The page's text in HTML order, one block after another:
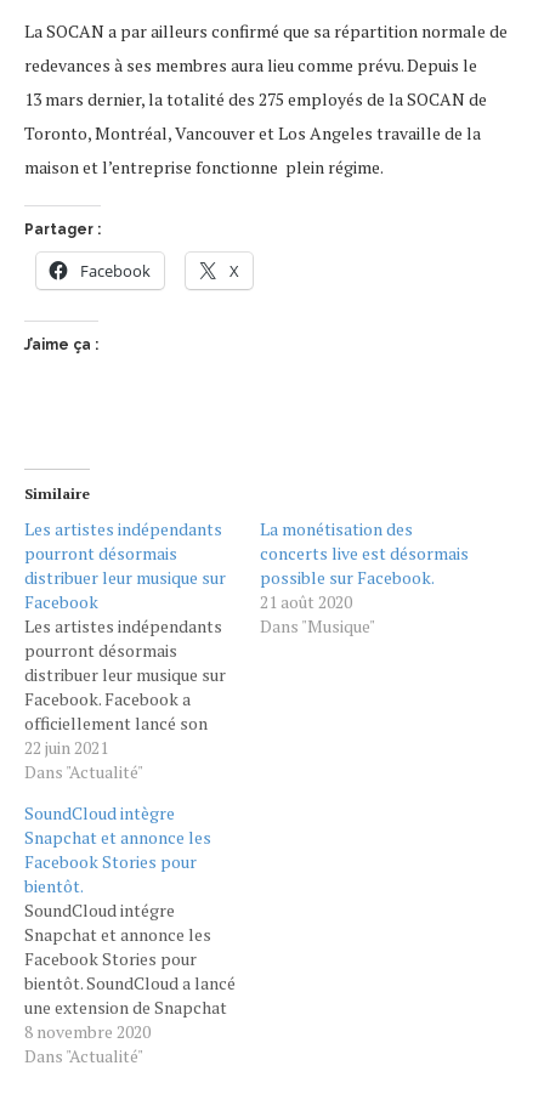
La SOCAN a par ailleurs confirmé que sa répartition normale de
redevances à ses membres aura lieu comme prévu. Depuis le
13 mars dernier, la totalité des 275 employés de la SOCAN de
Toronto, Montréal, Vancouver et Los Angeles travaille de la
maison et l’entreprise fonctionne plein régime.
Partager :
Facebook X
J’aime ça :
Similaire
Les artistes indépendants
pourront désormais
distribuer leur musique sur
Facebook
Les artistes indépendants
pourront désormais
distribuer leur musique sur
Facebook. Facebook a
officiellement lancé son
programme d'artiste
indépendant, une fonction
diffuser leur musique
notamment sur Instagram
et des services connexes
comme Stories et Reels.
Pour rendre opérationnel
ce nouveau programme,
Facebook a établi un
partenariat…
22 juin 2021
Dans "Actualité"
La monétisation des
concerts live est désormais
possible sur Facebook.
21 août 2020
Dans "Musique"
SoundCloud intègre
Snapchat et annonce les
Facebook Stories pour
bientôt.
SoundCloud intégre
Snapchat et annonce les
Facebook Stories pour
bientôt. SoundCloud a lancé
une extension de Snapchat
sur sa plateforme.
La nouvelle fonctionnalité
8 novembre 2020
Dans "Actualité"